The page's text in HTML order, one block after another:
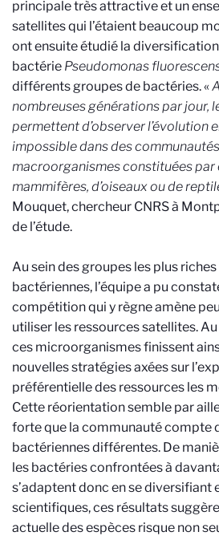
principale très attractive et un
satellites qui l’étaient beaucoup
ont ensuite étudié la
bactérie Pseudomonas
différents groupes de bactéries. «
nombreuses générations par jour,
permettent d’observer l’évolution
impossible dans des
macroorganismes constituées par
mammifères, d’oiseaux ou de
Mouquet, chercheur CNRS à
de l’étude.
Au sein des groupes les plus
bactériennes, l’équipe a pu
compétition qui y règne amène
utiliser les ressources satellites.
ces microorganismes finissent
nouvelles stratégies axées sur
préférentielle des ressources les
Cette réorientation semble par
forte que la communauté compte
bactériennes différentes. De
les bactéries confrontées à
s’adaptent donc en se diversifiant
scientifiques, ces résultats
actuelle des espèces risque non